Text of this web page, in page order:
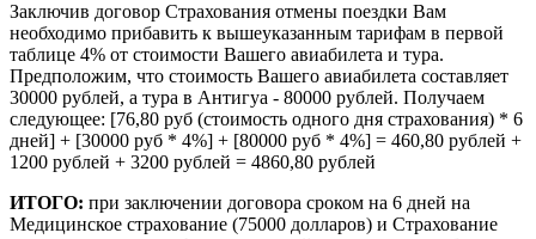
Заключив договор Страхования отмены поездки Вам
необходимо прибавить к вышеуказанным тарифам в первой
таблице 4% от стоимости Вашего авиабилета и тура.
Предположим, что стоимость Вашего авиабилета составляет
30000 рублей, а тура в Антигуа - 80000 рублей. Получаем
следующее: [76,80 руб (стоимость одного дня страхования) * 6
дней] + [30000 руб * 4%] + [80000 руб * 4%] = 460,80 рублей +
1200 рублей + 3200 рублей = 4860,80 рублей
ИТОГО: при заключении договора сроком на 6 дней на
Медицинское страхование (75000 долларов) и Страхование